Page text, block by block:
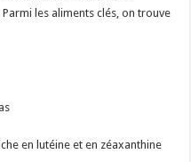
les aliments clés, on trouve
en lutéine et en zéaxanthine